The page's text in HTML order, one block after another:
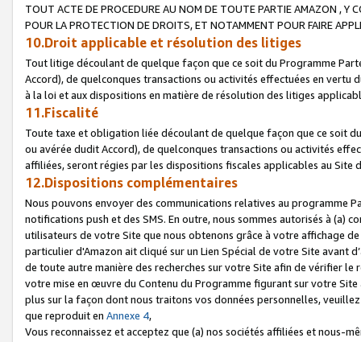
TOUT ACTE DE PROCEDURE AU NOM DE TOUTE PARTIE AMAZON , Y
POUR LA PROTECTION DE DROITS, ET NOTAMMENT POUR FAIRE
10.Droit applicable et résolution des litiges
Tout litige découlant de quelque façon que ce soit du Programme
Accord), de quelconques transactions ou activités effectuées en vertu
à la loi et aux dispositions en matière de résolution des litiges
11.Fiscalité
Toute taxe et obligation liée découlant de quelque façon que ce soit
ou avérée dudit Accord), de quelconques transactions ou activités
affiliées, seront régies par les dispositions fiscales applicables au Site
12.Dispositions complémentaires
Nous pouvons envoyer des communications relatives au programme
notifications push et des SMS. En outre, nous sommes autorisés à
utilisateurs de votre Site que nous obtenons grâce à votre affichage
particulier d'Amazon ait cliqué sur un Lien Spécial de votre Site avant
de toute autre manière des recherches sur votre Site afin de vérifier
votre mise en œuvre du Contenu du Programme figurant sur votre
plus sur la façon dont nous traitons vos données personnelles,
que reproduit en Annexe 4,
Vous reconnaissez et acceptez que (a) nos sociétés affiliées et nous-